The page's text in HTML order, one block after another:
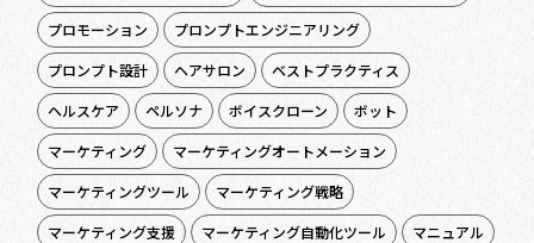
プロモーション
プロンプトエンジニアリング
プロンプト設計
ヘアサロン
ベストプラクティス
ヘルスケア
ペルソナ ボイスクローン
ボット
マーケティング
マーケティングオートメーション
マーケティングツール
マーケティング戦略
マーケティング支援
マーケティング自動化ツール
マニュアル